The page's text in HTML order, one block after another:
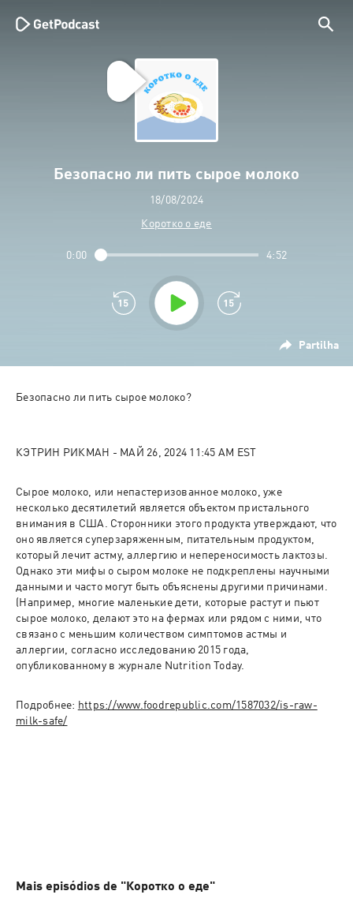
Безопасно ли пить сырое молоко
18/08/2024
Коротко о еде
Partilha
0:00 4:52
Безопасно ли пить сырое молоко?
Сырое молоко, или непастеризованное молоко, уже
несколько десятилетий является объектом пристального
внимания в США. Сторонники этого продукта утверждают, что
оно является суперзаряженным, питательным продуктом,
который лечит астму, аллергию и непереносимость лактозы.
Однако эти мифы о сыром молоке не подкреплены научными
данными и часто могут быть объяснены другими причинами.
(Например, многие маленькие дети, которые растут и пьют
сырое молоко, делают это на фермах или рядом с ними, что
связано с меньшим количеством симптомов астмы и
аллергии, согласно исследованию 2015 года,
Подробнее: https://www.foodrepublic.com/1587032/is-raw-
Mais episódios de "Коротко о еде"